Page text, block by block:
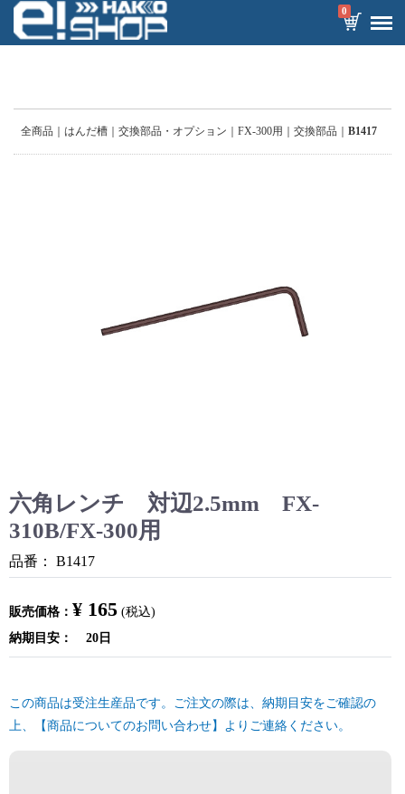
0
全商品 はんだ槽 交換部品・オプション FX-300用 交換部品 B1417
六角レンチ 対辺2.5mm FX-
310B/FX-300用
品番： B1417
販売価格： ¥ 165 (税込)
納期目安：
20日
この商品は受注生産品です。ご注文の際は、納期目安をご確認の
上、【商品についてのお問い合わせ】よりご連絡ください。